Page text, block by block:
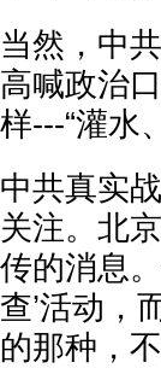
当然，中
高喊政治
样---“灌水
中共真实
关注。北
传的消息
查’活动，
的那种，